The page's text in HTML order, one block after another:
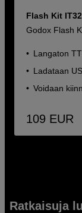
Flash Kit
Godox Flash
Langaton
Ladataan
Voidaan
109 EUR
Ratkaisuja